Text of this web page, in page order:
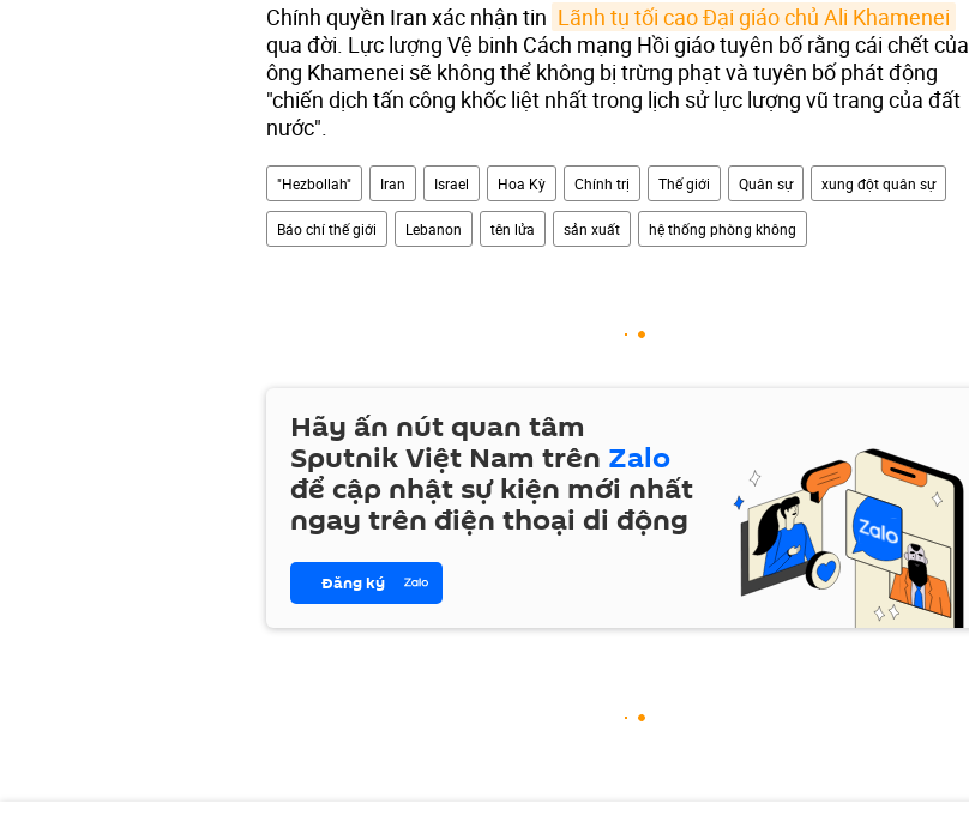
Chính quyền Iran xác nhận tin Lãnh tụ tối cao Đại giáo chủ Ali Khamenei
qua đời. Lực lượng Vệ binh Cách mạng Hồi giáo tuyên bố rằng cái chết của
ông Khamenei sẽ không thể không bị trừng phạt và tuyên bố phát động
"chiến dịch tấn công khốc liệt nhất trong lịch sử lực lượng vũ trang của đất
nước".
"Hezbollah" Iran Israel Hoa Kỳ Chính trị Thế giới Quân sự xung đột quân sự
Báo chí thế giới Lebanon tên lửa sản xuất hệ thống phòng không
Hãy ấn nút quan tâm
Sputnik Việt Nam trên Zalo
để cập nhật sự kiện mới nhất
ngay trên điện thoại di động
Đăng ký